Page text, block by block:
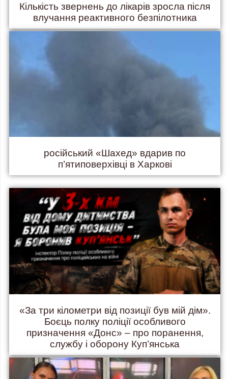
Кількість звернень до лікарів зросла після
влучання реактивного безпілотника
російський «Шахед» вдарив по
п’ятиповерхівці в Харкові
«За три кілометри від позиції був мій дім».
Боєць полку поліції особливого
призначення «Донс» – про поранення,
службу і оборону Куп’янська